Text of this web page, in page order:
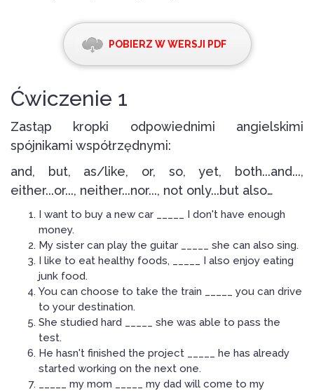
POBIERZ W WERSJI PDF
Ćwiczenie 1
Zastąp kropki odpowiednimi angielskimi
spójnikami współrzędnymi:
and, but, as/like, or, so, yet, both...and...,
either...or..., neither...nor..., not only...but also…
I want to buy a new car _____ I don't have enough
money.
My sister can play the guitar _____ she can also sing.
I like to eat healthy foods, _____ I also enjoy eating
junk food.
You can choose to take the train _____ you can drive
to your destination.
She studied hard _____ she was able to pass the
test.
He hasn't finished the project _____ he has already
started working on the next one.
_____ my mom _____ my dad will come to my